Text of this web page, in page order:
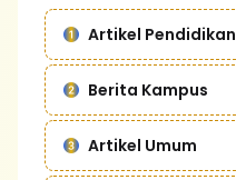
Artikel Pendidikan
Berita Kampus
Artikel Umum